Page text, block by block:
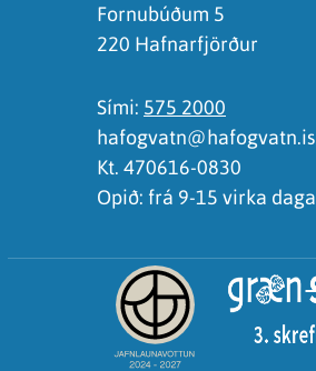
Fornubúðum 5
220 Hafnarfjörður
Sími: 575 2000
hafogvatn@hafogvatn.is
Kt. 470616-0830
Opið: frá 9-15 virka daga